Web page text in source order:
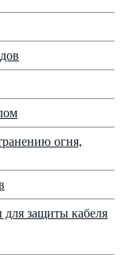
огня,
защиты кабеля